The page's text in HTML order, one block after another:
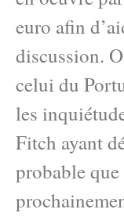
euro afin
discussion.
celui du
les
Fitch ayant
probable